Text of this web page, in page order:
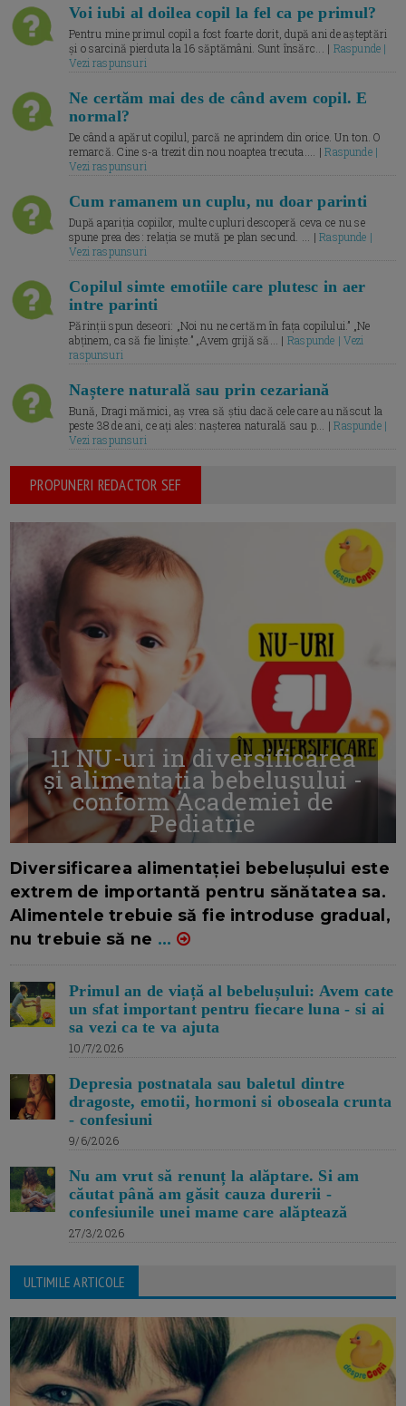
Voi iubi al doilea copil la fel ca pe primul?
Pentru mine primul copil a fost foarte dorit, după ani de așteptări
și o sarcină pierduta la 16 săptămâni. Sunt însărc... | Raspunde |
Vezi raspunsuri
Ne certăm mai des de când avem copil. E
normal?
De când a apărut copilul, parcă ne aprindem din orice. Un ton. O
remarcă. Cine s-a trezit din nou noaptea trecuta.... |Raspunde |
Vezi raspunsuri
Cum ramanem un cuplu, nu doar parinti
După apariția copiilor, multe cupluri descoperă ceva ce nu se
spune prea des: relația se mută pe plan secund. ... |Raspunde |
Vezi raspunsuri
Copilul simte emotiile care plutesc in aer
intre parinti
Părinții spun deseori: „Noi nu ne certăm în fața copilului.” „Ne
abținem, ca să fie liniște.” „Avem grijă să... | Raspunde | Vezi
raspunsuri
Naștere naturală sau prin cezariană
Bună, Dragi mămici, aș vrea să știu dacă cele care au născut la
peste 38 de ani, ce ați ales: nașterea naturală sau p... |Raspunde |
Vezi raspunsuri
PROPUNERI REDACTOR SEF
11 NU-uri in diversificarea
și alimentația bebelușului -
conform Academiei de
Pediatrie
Diversificarea alimentației bebelușului este
extrem de importantă pentru sănătatea sa.
Alimentele trebuie să fie introduse gradual,
nu trebuie să ne ...
Primul an de viață al bebelușului: Avem cate
un sfat important pentru fiecare luna - si ai
sa vezi ca te va ajuta
10/7/2026
Depresia postnatala sau baletul dintre
dragoste, emotii, hormoni si oboseala crunta
- confesiuni
9/6/2026
Nu am vrut să renunț la alăptare. Si am
căutat până am găsit cauza durerii -
confesiunile unei mame care alăptează
27/3/2026
ULTIMILE ARTICOLE